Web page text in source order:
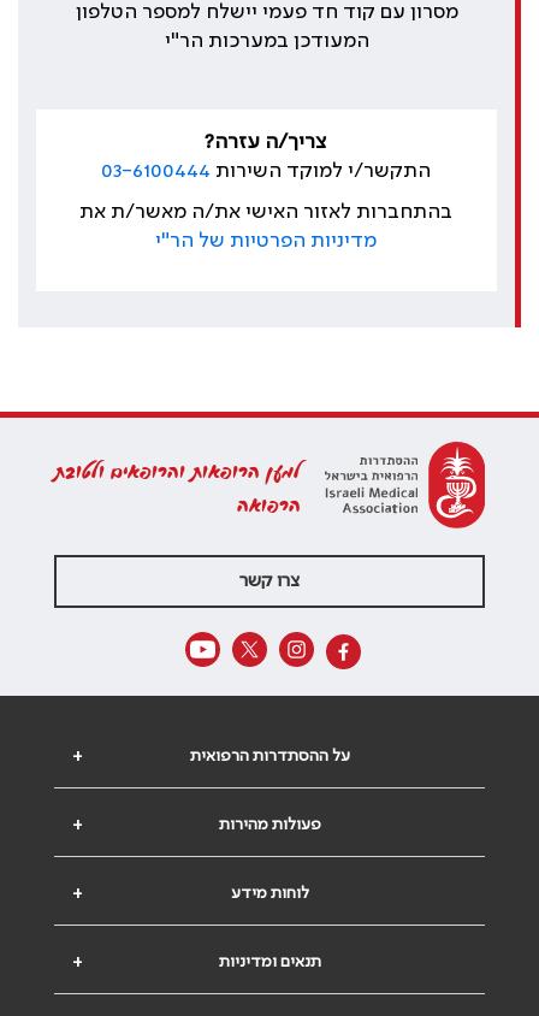
מסרון עם קוד חד פעמי יישלח למספר הטלפון
המעודכן במערכות הר"י
צריך/ה עזרה?
התקשר/י למוקד השירות 03-6100444
בהתחברות לאזור האישי את/ה מאשר/ת את
מדיניות הפרטיות של הר"י
למען הרופאות והרופאים ולטובת
הרפואה
צרו קשר
+ על ההסתדרות הרפואית
+ פעולות מהירות
+ לוחות מידע
+ תנאים ומדיניות